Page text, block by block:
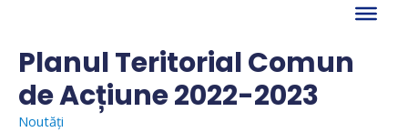
contentPlanul Teritorial Comun
de Acțiune 2022-2023
Noutăți